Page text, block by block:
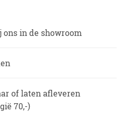
ons in de showroom
of laten afleveren
70,-)